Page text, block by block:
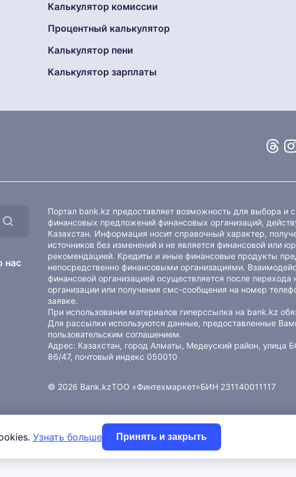
Калькулятор комиссии
Процентный калькулятор
Калькулятор пени
Калькулятор зарплаты
нас
Портал bank.kz предоставляет возможность для выбора и
финансовых предложений финансовых организаций,
Казахстан. Информация носит справочный характер,
источников без изменений и не является финансовой или
рекомендацией. Кредиты и иные финансовые продукты
непосредственно финансовыми организациями.
финансовой организацией осуществляется после перехода
организации или получения смс-сообщения на номер
заявке.
При использовании материалов гиперссылка на bank.kz
Для рассылки используются данные, предоставленные
пользовательским соглашением.
Адрес: Казахстан, город Алматы, Медеуский район,
86/47, почтовый индекс 050010
© 2026 Bank.kzТОО «Финтехмаркет»БИН 231140011117
Узнать больше Принять и закрыть